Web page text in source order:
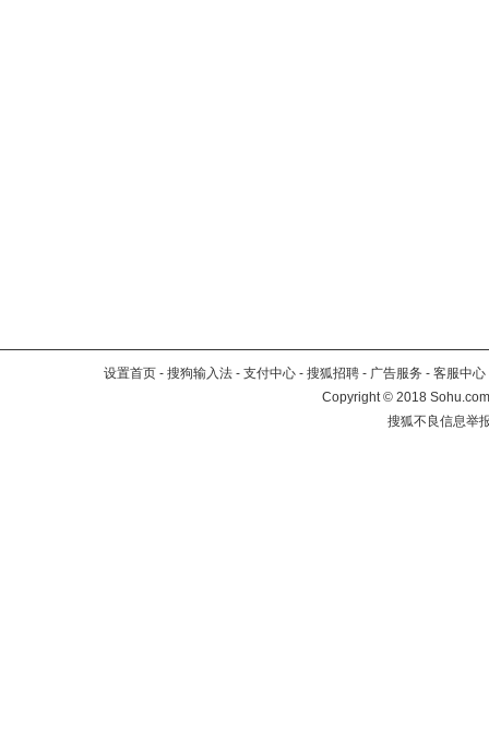
设置首页 - 搜狗输入法 - 支付中心 - 搜狐招聘 - 广告服务 - 客服中心
Copyright©2018
搜狐不良信息举